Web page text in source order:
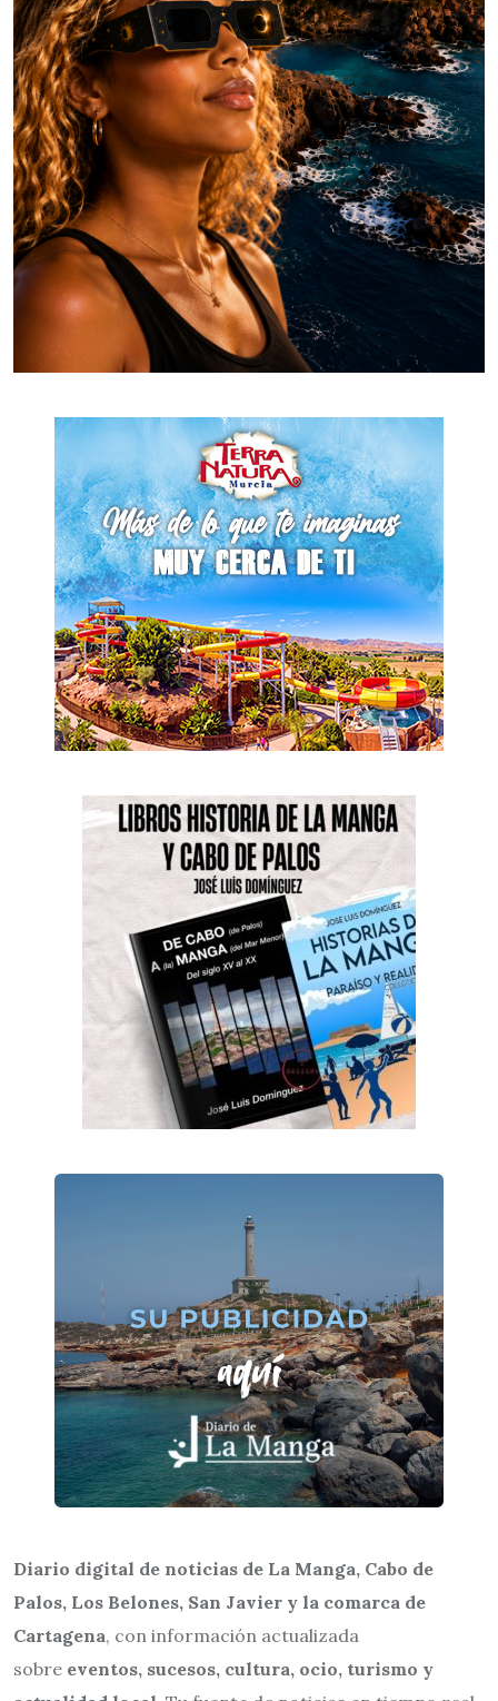
Diario digital de noticias de La Manga, Cabo de
Palos, Los Belones, San Javier y la comarca de
Cartagena, con información actualizada
sobre eventos, sucesos, cultura, ocio, turismo y